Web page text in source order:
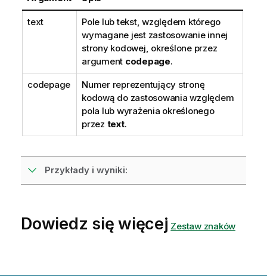
text
Pole lub tekst, względem którego
wymagane jest zastosowanie innej
strony kodowej, określone przez
argument codepage.
codepage
Numer reprezentujący stronę
kodową do zastosowania względem
pola lub wyrażenia określonego
przez text.
Przykłady i wyniki:
Dowiedz się więcej Zestaw znaków